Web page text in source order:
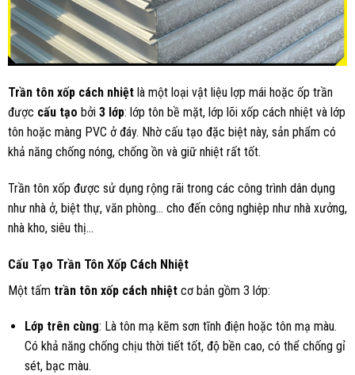
Trần tôn xốp cách nhiệt là một loại vật liệu lợp mái hoặc ốp trần
được cấu tạo bởi 3 lớp: lớp tôn bề mặt, lớp lõi xốp cách nhiệt và lớp
tôn hoặc màng PVC ở đáy. Nhờ cấu tạo đặc biệt này, sản phẩm có
khả năng chống nóng, chống ồn và giữ nhiệt rất tốt.
Trần tôn xốp được sử dụng rộng rãi trong các công trình dân dụng
như nhà ở, biệt thự, văn phòng… cho đến công nghiệp như nhà xưởng,
nhà kho, siêu thị…
Cấu Tạo Trần Tôn Xốp Cách Nhiệt
Một tấm trần tôn xốp cách nhiệt cơ bản gồm 3 lớp:
Lớp trên cùng: Là tôn mạ kẽm sơn tĩnh điện hoặc tôn mạ màu.
Có khả năng chống chịu thời tiết tốt, độ bền cao, có thể chống gỉ
sét, bạc màu.